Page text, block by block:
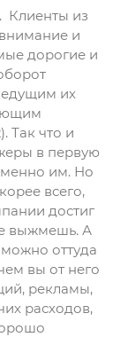
Клиенты из
и
дорогие и
их
Так что и
в первую
им. Но
всего,
достиг
выжмешь. А
оттуда
вы от него
рекламы,
расходов,